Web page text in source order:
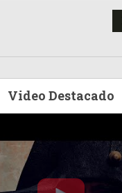
Video Destacado